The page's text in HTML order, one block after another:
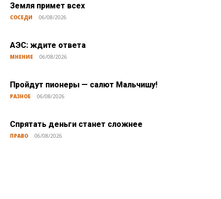
Земля примет всех
СОСЕДИ 06/08/2026
АЭС: ждите ответа
МНЕНИЕ 06/08/2026
Пройдут пионеры — салют Мальчишу!
РАЗНОЕ 06/08/2026
Спрятать деньги станет сложнее
ПРАВО 06/08/2026